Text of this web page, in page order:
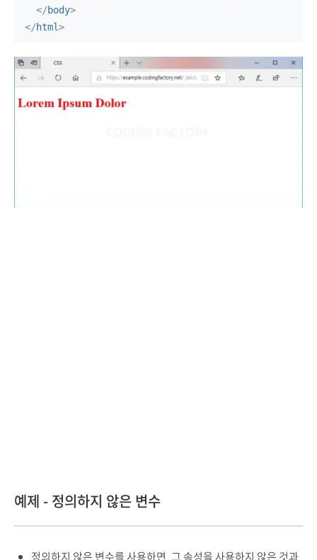
</body>
</html>
예제 - 정의하지 않은 변수
정의하지 않은 변수를 사용하면, 그 속성을 사용하지 않은 것과